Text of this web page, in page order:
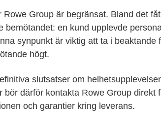
Group är begränsat. Bland det
bemötandet: en kund upplevde
synpunkt är viktig att ta i beaktande
högt.
slutsatser om
bör därför kontakta Rowe Group direkt
och garantier kring leverans.